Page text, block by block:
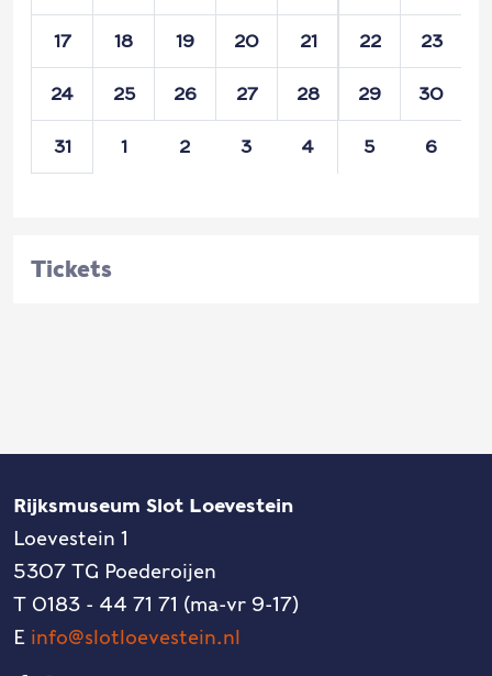
17 18 19 20 21 22 23
24 25 26 27 28 29 30
31 1 2 3 4 5 6
Tickets
Rijksmuseum Slot Loevestein
Loevestein 1
5307 TG Poederoijen
T 0183 - 44 71 71 (ma-vr 9-17)
E info@slotloevestein.nl